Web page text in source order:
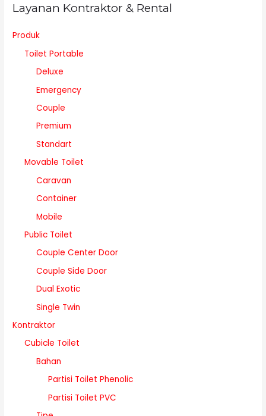
Layanan Kontraktor & Rental
Produk
Toilet Portable
Deluxe
Emergency
Couple
Premium
Standart
Movable Toilet
Caravan
Container
Mobile
Public Toilet
Couple Center Door
Couple Side Door
Dual Exotic
Single Twin
Kontraktor
Cubicle Toilet
Bahan
Partisi Toilet Phenolic
Partisi Toilet PVC